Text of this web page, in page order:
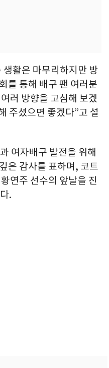
생활은 마무리하지만 방
를 통해 배구 팬 여러분
러 방향을 고심해 보겠
주셨으면 좋겠다”고 설
여자배구 발전을 위해
은 감사를 표하며, 코트
연주 선수의 앞날을 진
.